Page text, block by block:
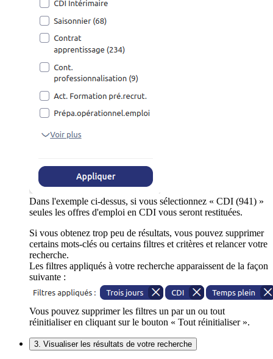
Dans l'exemple ci-dessus, si vous sélectionnez « CDI (941) »
seules les offres d'emploi en CDI vous seront restituées.
Si vous obtenez trop peu de résultats, vous pouvez supprimer
certains mots-clés ou certains filtres et critères et relancer votre
recherche.
Les filtres appliqués à votre recherche apparaissent de la façon
suivante :
Vous pouvez supprimer les filtres un par un ou tout
réinitialiser en cliquant sur le bouton « Tout réinitialiser ».
3. Visualiser les résultats de votre recherche